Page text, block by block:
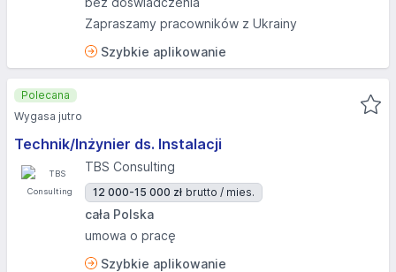
Zapraszamy pracowników z Ukrainy
Szybkie aplikowanie
Technik/Inżynier ds. Instalacji
TBS Consulting
12 000-15 000 zł brutto / mies.
cała Polska
umowa o pracę
Szybkie aplikowanie
Polecana
Wygasa jutro